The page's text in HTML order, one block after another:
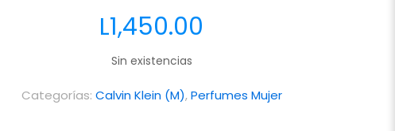
L1,450.00
Sin existencias
Categorías: Calvin Klein (M),Perfumes Mujer